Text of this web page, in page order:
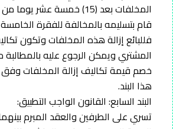
المخلفات بعد (15) خمسة عشر
قام بتسليمه بالمخالفة للفقرة
فللبائع إزالة هذه المخلفات وتكون
المشتري ويمكن الرجوع عليه بالمطالبة
خصم قيمة تكاليف إزالة المخلفات وفق
هذا البند.
البند السابع: القانون الواجب التطبيق:
تسري على الطرفين والعقد المبرم